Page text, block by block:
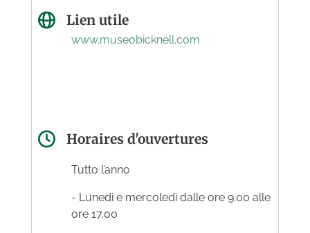
Lien utile
www.museobicknell.com
Horaires d'ouvertures
Tutto l’anno
- Lunedì e mercoledì dalle ore 9.00 alle
ore 17.00